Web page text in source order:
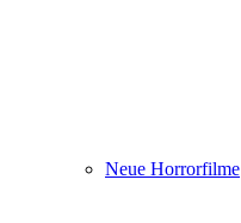
Neue Horrorfilme